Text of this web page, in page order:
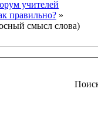
учителей
правильно? »
смысл слова)